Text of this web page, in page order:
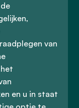
van
en u in staat